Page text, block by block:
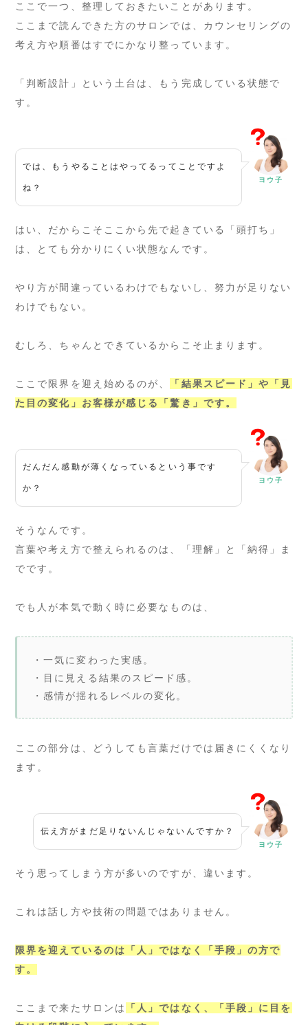
ここで一つ、整理しておきたいことがあります。
ここまで読んできた方のサロンでは、カウンセリングの
考え方や順番はすでにかなり整っています。
「判断設計」という土台は、もう完成している状態で
す。
では、もうやることはやってるってことですよ
ね？
ヨウ子
はい、だからこそここから先で起きている「頭打ち」
は、とても分かりにくい状態なんです。
やり方が間違っているわけでもないし、努力が足りない
わけでもない。
むしろ、ちゃんとできているからこそ止まります。
ここで限界を迎え始めるのが、
「結果スピード」や「見
た目の変化」お客様が感じる「驚き」です。
だんだん感動が薄くなっているという事です
か？
ヨウ子
そうなんです。
言葉や考え方で整えられるのは、「理解」と「納得」ま
でです。
でも人が本気で動く時に必要なものは、
・一気に変わった実感。
・目に見える結果のスピード感。
・感情が揺れるレベルの変化。
ここの部分は、どうしても言葉だけでは届きにくくなり
ます。
伝え方がまだ足りないんじゃないんですか？
ヨウ子
そう思ってしまう方が多いのですが、違います。
これは話し方や技術の問題ではありません。
限界を迎えているのは「人」ではなく「手段」の方で
す。
ここまで来たサロンは
「人」ではなく、「手段」に目を